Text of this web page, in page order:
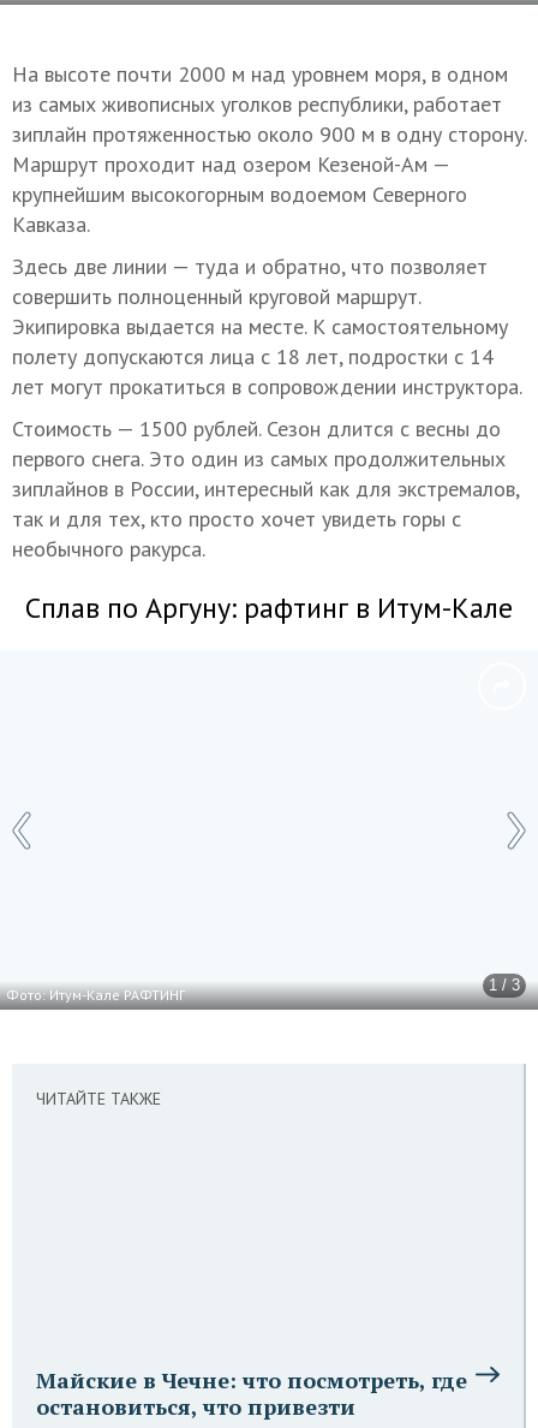
На высоте почти 2000 м над уровнем моря, в одном
из самых живописных уголков республики, работает
зиплайн протяженностью около 900 м в одну сторону.
Маршрут проходит над озером Кезеной-Ам —
крупнейшим высокогорным водоемом Северного
Кавказа.
Здесь две линии — туда и обратно, что позволяет
совершить полноценный круговой маршрут.
Экипировка выдается на месте. К самостоятельному
полету допускаются лица с 18 лет, подростки с 14
лет могут прокатиться в сопровождении инструктора.
Стоимость — 1500 рублей. Сезон длится с весны до
первого снега. Это один из самых продолжительных
зиплайнов в России, интересный как для экстремалов,
так и для тех, кто просто хочет увидеть горы с
необычного ракурса.
Сплав по Аргуну: рафтинг в Итум-Кале
1 / 3
Фото: Итум-Кале РАФТИНГ
ЧИТАЙТЕ ТАКЖЕ
Майские в Чечне: что посмотреть, где
остановиться, что привезти